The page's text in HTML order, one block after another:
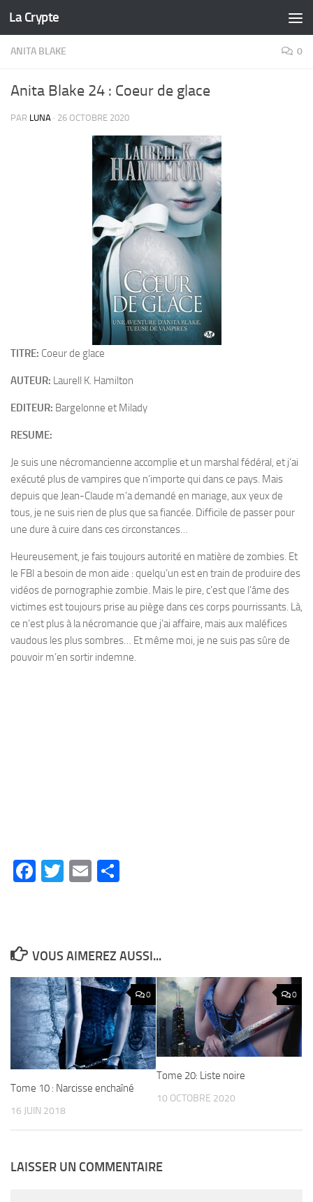
Skip to content
La Crypte
ANITA BLAKE 0
Anita Blake 24 : Coeur de glace
PAR LUNA · 26 OCTOBRE 2020
TITRE: Coeur de glace
AUTEUR: Laurell K. Hamilton
EDITEUR: Bargelonne et Milady
RESUME:
Je suis une nécromancienne accomplie et un marshal fédéral, et j’ai
exécuté plus de vampires que n’importe qui dans ce pays. Mais
depuis que Jean-Claude m’a demandé en mariage, aux yeux de
tous, je ne suis rien de plus que sa fiancée. Difficile de passer pour
une dure à cuire dans ces circonstances…
Heureusement, je fais toujours autorité en matière de zombies. Et
le FBI a besoin de mon aide : quelqu’un est en train de produire des
vidéos de pornographie zombie. Mais le pire, c’est que l’âme des
victimes est toujours prise au piège dans ces corps pourrissants. Là,
ce n’est plus à la nécromancie que j’ai affaire, mais aux maléfices
vaudous les plus sombres… Et même moi, je ne suis pas sûre de
pouvoir m’en sortir indemne.
Facebook
Twitter
Email
VOUS AIMEREZ AUSSI...
0
Tome 10 : Narcisse enchaîné
16 JUIN 2018
0
Tome 20: Liste noire
10 OCTOBRE 2020
LAISSER UN COMMENTAIRE